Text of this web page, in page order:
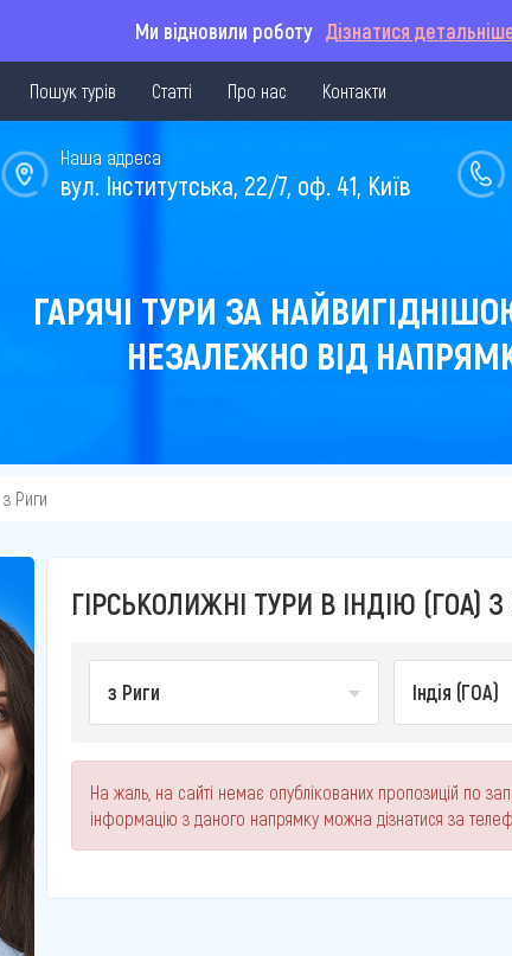
Ми відновили роботу Дізнатися
Пошук турів Статті Про нас Контакти
Наша адреса
вул. Інститутська, 22/7, оф. 41, Київ
ГАРЯЧІ ТУРИ ЗА
НЕЗАЛЕЖНО ВІД
з Риги
ГІРСЬКОЛИЖНІ ТУРИ В ІНДІЮ (ГОА)
з Риги Індія (ГОА)
На жаль, на сайті немає опублікованих пропозицій по
інформацію з даного напрямку можна дізнатися за